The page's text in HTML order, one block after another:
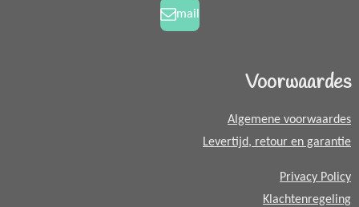
k
a
m
a
t
mail
Voorwaardes
Algemene voorwaardes
Levertijd, retour en garantie
Privacy Policy
Klachtenregeling